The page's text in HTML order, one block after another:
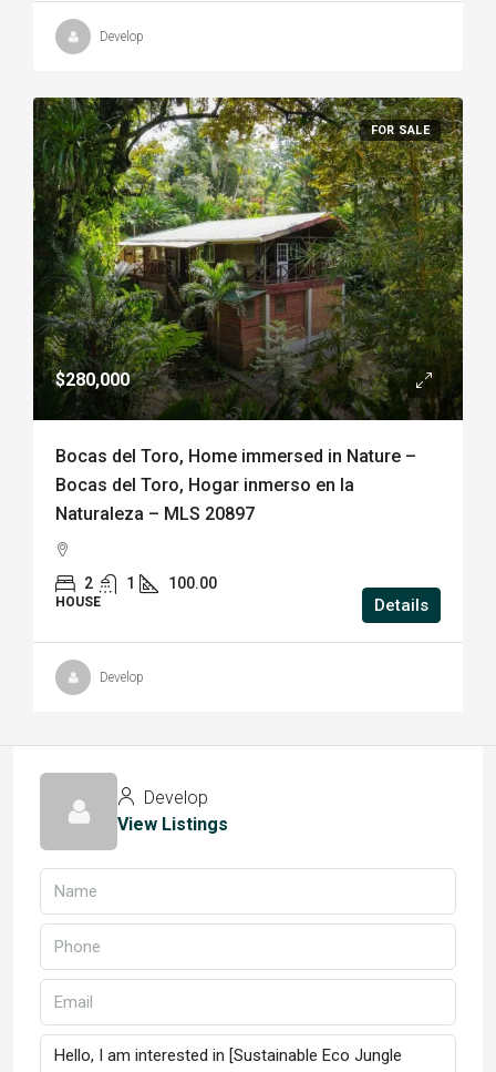
Develop
FOR SALE
$280,000
Bocas del Toro, Home immersed in Nature –
Bocas del Toro, Hogar inmerso en la
Naturaleza – MLS 20897
2 1 100.00
HOUSE Details
Develop
Develop
View Listings